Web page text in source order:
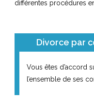
différentes procédures
Divorce par
Vous êtes d’accord
l’ensemble de ses